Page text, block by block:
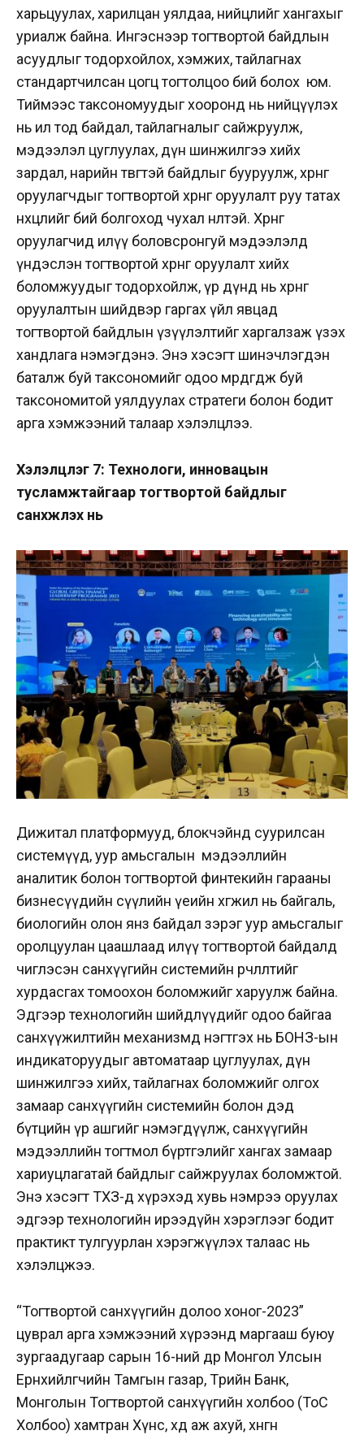
харьцуулах, харилцан уялдаа, нийцлийг хангахыг
уриалж байна. Ингэснээр тогтвортой байдлын
асуудлыг тодорхойлох, хэмжих, тайлагнах
стандартчилсан цогц тогтолцоо бий болох юм.
Тиймээс таксономуудыг хооронд нь нийцүүлэх
нь ил тод байдал, тайлагналыг сайжруулж,
мэдээлэл цуглуулах, дүн шинжилгээ хийх
зардал, нарийн төвөгтэй байдлыг бууруулж, хөрөнгө
оруулагчдыг тогтвортой хөрөнгө оруулалт руу татах
нөхцөлийг бий болгоход чухал нөлөөтэй. Хөрөнгө
оруулагчид илүү боловсронгуй мэдээлэлд
үндэслэн тогтвортой хөрөнгө оруулалт хийх
боломжуудыг тодорхойлж, үр дүнд нь хөрөнгө
оруулалтын шийдвэр гаргах үйл явцад
тогтвортой байдлын үзүүлэлтийг харгалзаж үзэх
хандлага нэмэгдэнэ. Энэ хэсэгт шинэчлэгдэн
баталж буй таксономийг одоо мөрдөгдөж буй
таксономитой уялдуулах стратеги болон бодит
арга хэмжээний талаар хэлэлцлээ.
Хэлэлцүүлэг 7: Технологи, инновацын
тусламжтайгаар тогтвортой байдлыг
санхүүжүүлэх нь
Дижитал платформууд, блокчэйнд суурилсан
системүүд, уур амьсгалын мэдээллийн
аналитик болон тогтвортой финтекийн гарааны
бизнесүүдийн сүүлийн үеийн хөгжил нь байгаль,
биологийн олон янз байдал зэрэг уур амьсгалыг
оролцуулан цаашлаад илүү тогтвортой байдалд
чиглэсэн санхүүгийн системийн өөрчлөлтийг
хурдасгах томоохон боломжийг харуулж байна.
Эдгээр технологийн шийдлүүдийг одоо байгаа
санхүүжилтийн механизмд нэгтгэх нь БОНЗ-ын
индикаторуудыг автоматаар цуглуулах, дүн
шинжилгээ хийх, тайлагнах боломжийг олгох
замаар санхүүгийн системийн болон дэд
бүтцийн үр ашгийг нэмэгдүүлж, санхүүгийн
мэдээллийн тогтмол бүртгэлийг хангах замаар
хариуцлагатай байдлыг сайжруулах боломжтой.
Энэ хэсэгт ТХЗ-д хүрэхэд хувь нэмрээ оруулах
эдгээр технологийн ирээдүйн хэрэглээг бодит
практикт тулгуурлан хэрэгжүүлэх талаас нь
хэлэлцжээ.
“Тогтвортой санхүүгийн долоо хоног-2023”
цуврал арга хэмжээний хүрээнд маргааш буюу
зургаадугаар сарын 16-ний өдөр Монгол Улсын
Ерөнхийлөгчийн Тамгын газар, Төрийн Банк,
Монголын Тогтвортой санхүүгийн холбоо (ТоС
Холбоо) хамтран Хүнс, хөдөө аж ахуй, хөнгөн